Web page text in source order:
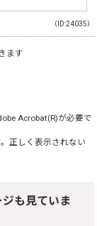
（ID:24035）
ます
Acrobat(R)が必要で
正しく表示されない
も見ていま